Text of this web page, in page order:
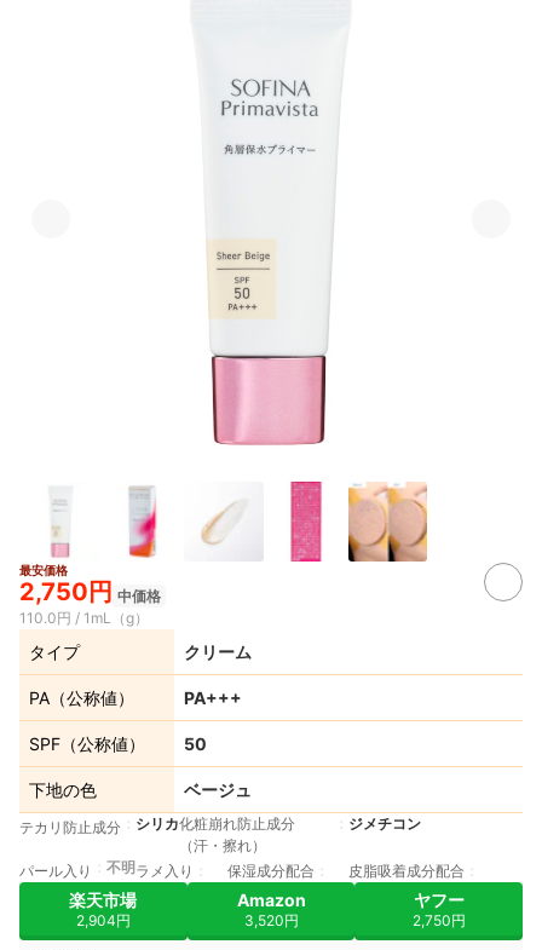
最安価格
2,750円 中価格
110.0円 / 1mL（g）
タイプ クリーム
PA（公称値） PA+++
SPF（公称値） 50
下地の色 ベージュ
テカリ防止成分 シリカ化粧崩れ防止成分
（汗・擦れ）
ジメチコン
パール入り 不明 ラメ入り 保湿成分配合 皮脂吸着成分配合
楽天市場
2,904円
Amazon
3,520円
ヤフー
2,750円